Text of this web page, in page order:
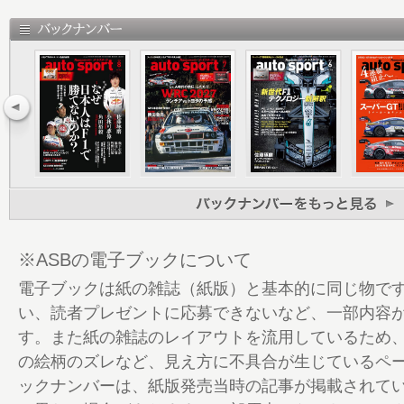
10 ［テクニカルトーク］森脇基恭×世良耕
ン」はあり得る
16 世界に挑む“ホンダのカタチ” ── 組織
20 2019 Formula 1 Aero Dynamics Trends
宿る哲学
26 ［独占スペシャルインタビュー］マッ
ッペン ── 攻撃も防御も常にMAX
30 ［チームメイトの速さ比べ］ THE対決
35 TOYOTA TS050 HYBRIDのすべて 告知
── “彼”はバカなのか?
40 F1 Round 15 シンガポールGP／Round
不能の三つ巴 ほか
44 OTHER WRC日本ラウンド、開催決定
46 F1 DEEP NETWORK
47 from Worldwide Pressroom
※ASBの電子ブックについて
電子ブックは紙の雑誌（紙版）と基本的に同じ物で
い、読者プレゼントに応募できないなど、一部内容
す。また紙の雑誌のレイアウトを流用しているため
の絵柄のズレなど、見え方に不具合が生じているペ
ックナンバーは、紙版発売当時の記事が掲載されて